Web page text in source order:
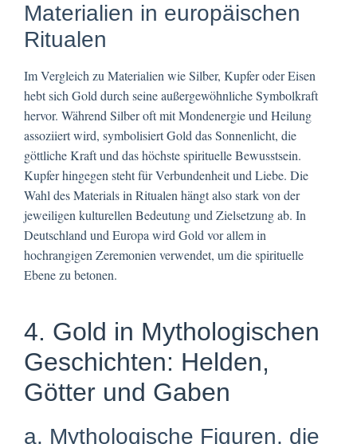
Materialien in europäischen
Ritualen
Im Vergleich zu Materialien wie Silber, Kupfer oder Eisen
hebt sich Gold durch seine außergewöhnliche Symbolkraft
hervor. Während Silber oft mit Mondenergie und Heilung
assoziiert wird, symbolisiert Gold das Sonnenlicht, die
göttliche Kraft und das höchste spirituelle Bewusstsein.
Kupfer hingegen steht für Verbundenheit und Liebe. Die
Wahl des Materials in Ritualen hängt also stark von der
jeweiligen kulturellen Bedeutung und Zielsetzung ab. In
Deutschland und Europa wird Gold vor allem in
hochrangigen Zeremonien verwendet, um die spirituelle
Ebene zu betonen.
4. Gold in Mythologischen
Geschichten: Helden,
Götter und Gaben
a. Mythologische Figuren, die